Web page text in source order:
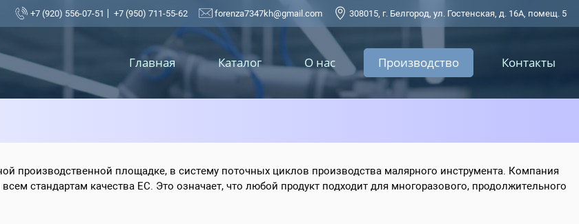
+7 (920) 556-07-51 +7 (950) 711-55-62 forenza7347kh@gmail.com 308015, г. Белгород, ул. Гостенская, д. 16А, помещ. 5
Главная Каталог О нас Производство Контакты
производственной площадке, в систему поточных циклов производства малярного инструмента. Компания
стандартам качества ЕС. Это означает, что любой продукт подходит для многоразового, продолжительного